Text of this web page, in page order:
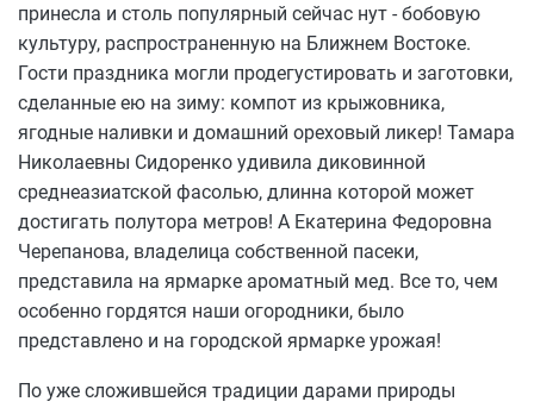
принесла и столь популярный сейчас нут - бобовую
культуру, распространенную на Ближнем Востоке.
Гости праздника могли продегустировать и заготовки,
сделанные ею на зиму: компот из крыжовника,
ягодные наливки и домашний ореховый ликер! Тамара
Николаевны Сидоренко удивила диковинной
среднеазиатской фасолью, длинна которой может
достигать полутора метров! А Екатерина Федоровна
Черепанова, владелица собственной пасеки,
представила на ярмарке ароматный мед. Все то, чем
особенно гордятся наши огородники, было
представлено и на городской ярмарке урожая!
По уже сложившейся традиции дарами природы